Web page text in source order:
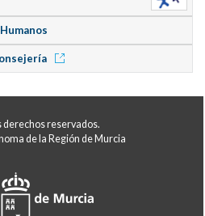
derechos reservados.
de la Región de Murcia